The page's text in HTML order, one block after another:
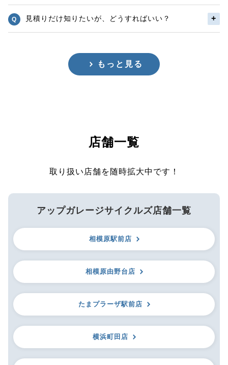
見積りだけ知りたいが、どうすればいい？
もっと見る
店舗一覧
取り扱い店舗を随時拡大中です！
アップガレージサイクルズ店舗一覧
相模原駅前店
相模原由野台店
たまプラーザ駅前店
横浜町田店